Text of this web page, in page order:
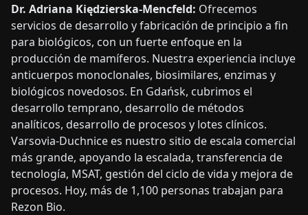
Dr. Adriana Kiędzierska-Mencfeld: Ofrecemos
servicios de desarrollo y fabricación de principio a fin
para biológicos, con un fuerte enfoque en la
producción de mamíferos. Nuestra experiencia incluye
anticuerpos monoclonales, biosimilares, enzimas y
biológicos novedosos. En Gdańsk, cubrimos el
desarrollo temprano, desarrollo de métodos
analíticos, desarrollo de procesos y lotes clínicos.
Varsovia-Duchnice es nuestro sitio de escala comercial
más grande, apoyando la escalada, transferencia de
tecnología, MSAT, gestión del ciclo de vida y mejora de
procesos. Hoy, más de 1,100 personas trabajan para
Rezon Bio.